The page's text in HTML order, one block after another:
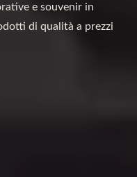
e souvenir in
di qualità a prezzi